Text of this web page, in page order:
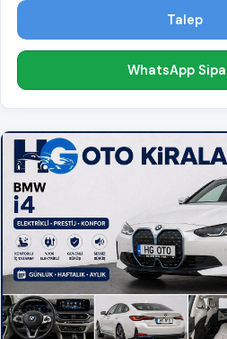
Talep
WhatsApp